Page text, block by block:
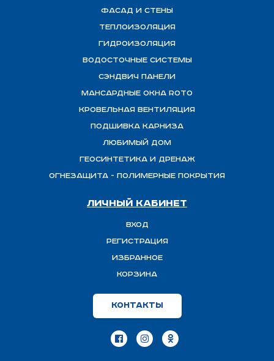
Фасад и стены
Теплоизоляция
ГИДРОИЗОЛЯЦИЯ
Водосточные системы
Сэндвич панели
Мансардные окна ROTO
Кровельная вентиляция
Подшивка карниза
Любимый Дом
Геосинтетика и дренаж
ОГНЕЗАЩИТА - полимерные покрытия
Личный кабинет
Вход
Регистрация
Избранное
Корзина
Контакты